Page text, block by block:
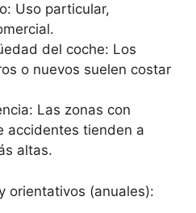
Uso particular,
del coche: Los
o nuevos suelen costar
Las zonas con
accidentes tienden a
altas.
orientativos (anuales):